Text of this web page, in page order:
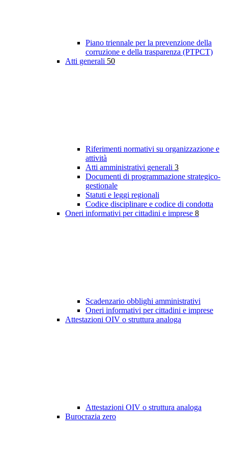
Piano triennale per la prevenzione della
corruzione e della trasparenza (PTPCT)
Atti generali 50
Riferimenti normativi su organizzazione e
attività
Atti amministrativi generali 3
Documenti di programmazione strategico-
gestionale
Statuti e leggi regionali
Codice disciplinare e codice di condotta
Oneri informativi per cittadini e imprese 8
Scadenzario obblighi amministrativi
Oneri informativi per cittadini e imprese
Attestazioni OIV o struttura analoga
Attestazioni OIV o struttura analoga
Burocrazia zero